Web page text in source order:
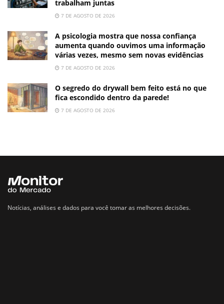
trabalham juntas
7 DE AGOSTO DE 2026
A psicologia mostra que nossa confiança
aumenta quando ouvimos uma informação
várias vezes, mesmo sem novas evidências
7 DE AGOSTO DE 2026
O segredo do drywall bem feito está no que
fica escondido dentro da parede!
7 DE AGOSTO DE 2026
Notícias, análises e dados para você tomar as melhores decisões.